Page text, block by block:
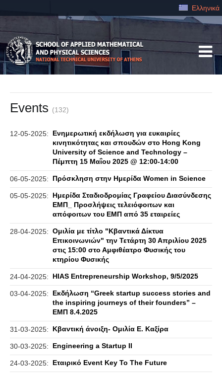
Ελληνικά
Events (132)
12-05-2025:
Ενημερωτική εκδήλωση για ευκαιρίες
κινητικότητας και σπουδών στο Hong Kong
University of Science and Technology –
Πέμπτη 15 Μαΐου 2025 @ 12:00-14:00
06-05-2025: Πρόσκληση στην Ημερίδα Women in Science
05-05-2025:
Ημερίδα Σταδιοδρομίας Γραφείου Διασύνδεσης
ΕΜΠ_ Προσλήψεις τελειόφοιτων και
απόφοιτων του ΕΜΠ από 35 εταιρείες
28-04-2025: Ομιλία με τίτλο "Κβαντικά Δίκτυα
Επικοινωνιών" την Τετάρτη 30 Απριλίου 2025
στις 15:00 στο Αμφιθέατρο Φυσικής του
κτηρίου Φυσικής
24-04-2025: HIAS Entrepreneurship Workshop, 9/5/2025
03-04-2025:
Εκδήλωση “Greek startup success stories and
the inspiring journeys of their founders” –
ΕΜΠ 8.4.2025
31-03-2025: Κβαντική άνοιξη- Ομιλία Ε. Καξίρα
30-03-2025: Engineering a Startup II
24-03-2025: Εταιρικό Event Key To The Future